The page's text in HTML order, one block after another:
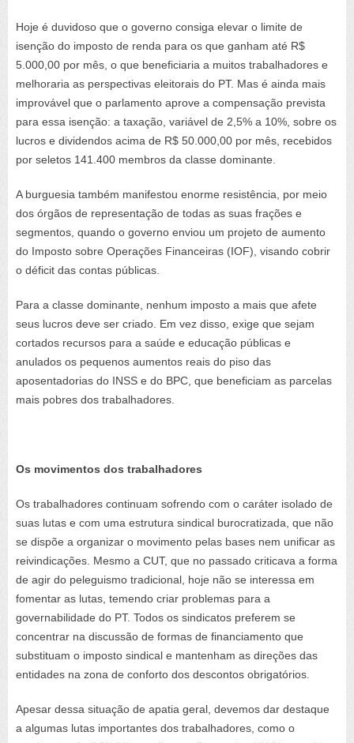
Hoje é duvidoso que o governo consiga elevar o limite de
isenção do imposto de renda para os que ganham até R$
5.000,00 por mês, o que beneficiaria a muitos trabalhadores e
melhoraria as perspectivas eleitorais do PT. Mas é ainda mais
improvável que o parlamento aprove a compensação prevista
para essa isenção: a taxação, variável de 2,5% a 10%, sobre os
lucros e dividendos acima de R$ 50.000,00 por mês, recebidos
por seletos 141.400 membros da classe dominante.
A burguesia também manifestou enorme resistência, por meio
dos órgãos de representação de todas as suas frações e
segmentos, quando o governo enviou um projeto de aumento
do Imposto sobre Operações Financeiras (IOF), visando cobrir
o déficit das contas públicas.
Para a classe dominante, nenhum imposto a mais que afete
seus lucros deve ser criado. Em vez disso, exige que sejam
cortados recursos para a saúde e educação públicas e
anulados os pequenos aumentos reais do piso das
aposentadorias do INSS e do BPC, que beneficiam as parcelas
mais pobres dos trabalhadores.
Os movimentos dos trabalhadores
Os trabalhadores continuam sofrendo com o caráter isolado de
suas lutas e com uma estrutura sindical burocratizada, que não
se dispõe a organizar o movimento pelas bases nem unificar as
reivindicações. Mesmo a CUT, que no passado criticava a forma
de agir do peleguismo tradicional, hoje não se interessa em
fomentar as lutas, temendo criar problemas para a
governabilidade do PT. Todos os sindicatos preferem se
concentrar na discussão de formas de financiamento que
substituam o imposto sindical e mantenham as direções das
entidades na zona de conforto dos descontos obrigatórios.
Apesar dessa situação de apatia geral, devemos dar destaque
a algumas lutas importantes dos trabalhadores, como o